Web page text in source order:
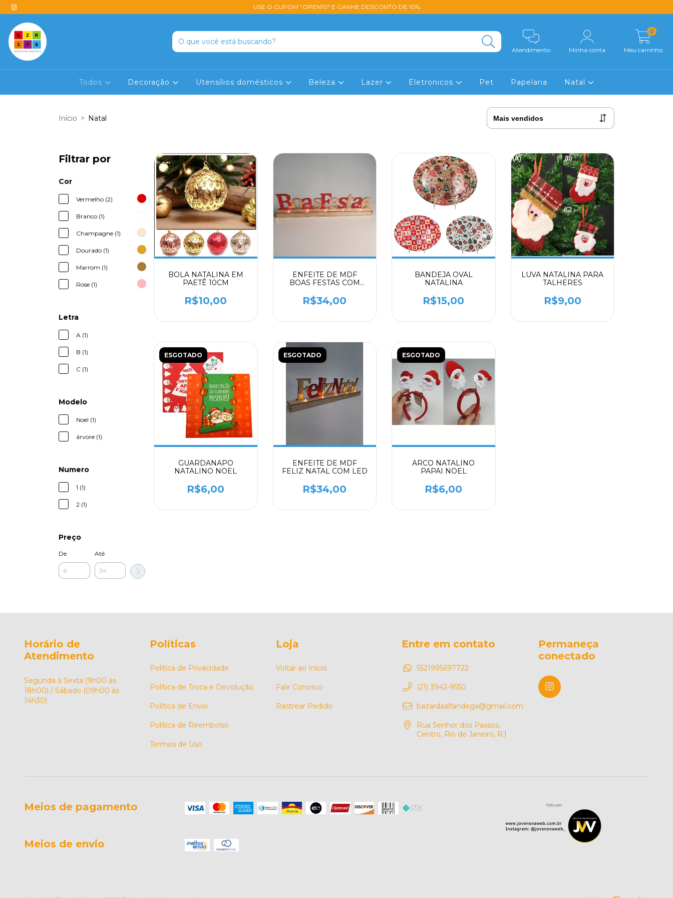
USE O CUPOM "OPEN10" E GANHE DESCONTO DE 10%
Atendimento Minha conta Meu carrinho
0
Todos Decoração Utensílios domésticos Beleza Lazer Eletronicos Pet Papelaria Natal
Início > Natal
Filtrar por
Cor
Vermelho (2)
Branco (1)
Champagne (1)
Dourado (1)
Marrom (1)
Rose (1)
Letra
A (1)
B (1)
C (1)
Modelo
Noel (1)
árvore (1)
Numero
1 (1)
2 (1)
Preço
De Até
BOLA NATALINA EM
PAETÊ 10CM
R$10,00
ENFEITE DE MDF
BOAS FESTAS COM
R$34,00
BANDEJA OVAL
NATALINA
R$15,00
LUVA NATALINA PARA
TALHERES
R$9,00
ESGOTADO
GUARDANAPO
NATALINO NOEL
R$6,00
ESGOTADO
ENFEITE DE MDF
FELIZ NATAL COM LED
R$34,00
ESGOTADO
ARCO NATALINO
PAPAI NOEL
R$6,00
Horário de
Atendimento
Segunda à Sexta (9h00 às
18h00) / Sábado (09h00 às
14h30)
Políticas
Política de Privacidade
Política de Troca e Devolução
Política de Envio
Política de Reembolso
Termos de Uso
Loja
Voltar ao Início
Fale Conosco
Rastrear Pedido
Entre em contato
5521995697722
(21) 3942-9550
bazardaalfandega@gmail.com
Rua Senhor dos Passos,
Centro, Rio de Janeiro, RJ
Permaneça
conectado
Meios de pagamento
Meios de envio